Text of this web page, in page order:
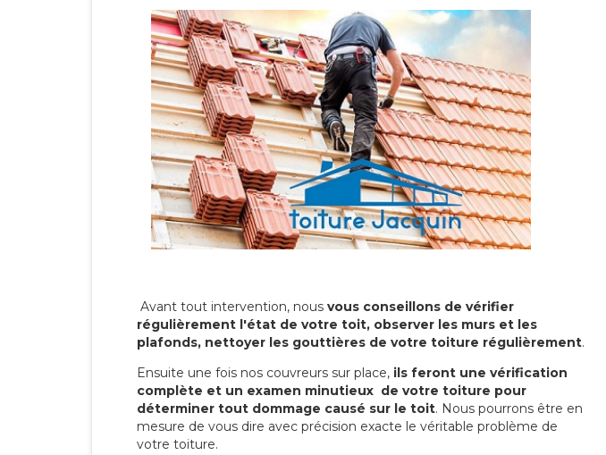
Avant tout intervention, nous vous conseillons de vérifier
régulièrement l'état de votre toit, observer les murs et les
plafonds, nettoyer les gouttières de votre toiture régulièrement.
Ensuite une fois nos couvreurs sur place, ils feront une vérification
complète et un examen minutieux de votre toiture pour
déterminer tout dommage causé sur le toit. Nous pourrons être en
mesure de vous dire avec précision exacte le véritable problème de
votre toiture.